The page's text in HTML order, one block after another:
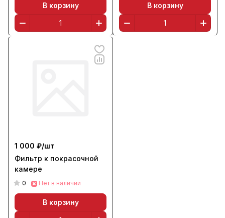
В корзину В корзину
1 000 ₽/шт
Фильтр к покрасочной
камере
0 Нет в наличии
В корзину